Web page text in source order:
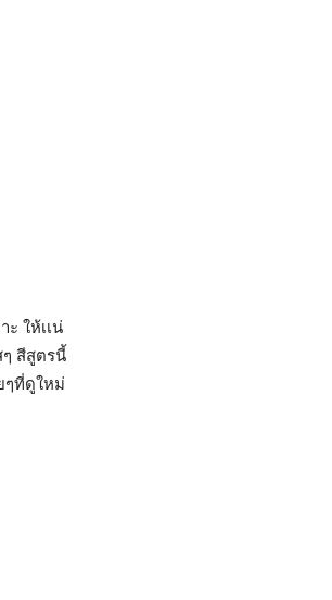
ะ ให้เเน่
ๆ สีสูตรนี้
ๆที่ดูใหม่